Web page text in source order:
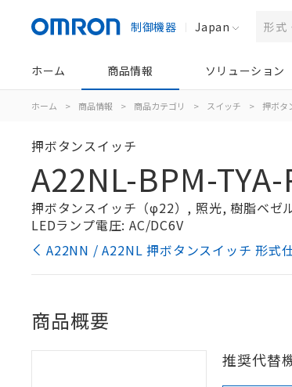
制御機器 Japan
ホーム 商品情報 ソリューション
ホーム > 商品情報 > 商品カテゴリ > スイッチ > 押ボタ
押ボタンスイッチ
A22NL-BPM-
押ボタンスイッチ（φ22）, 照光, 樹脂ベ
LEDランプ電圧: AC/DC6V
A22NN / A22NL 押ボタンスイッチ 形式
商品概要
推奨代替